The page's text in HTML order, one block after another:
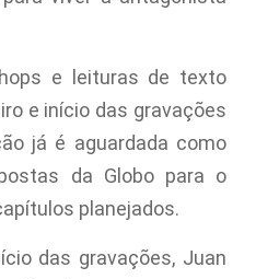
e leituras de texto
e início das gravações
já é aguardada como
da Globo para o
planejados.
das gravações, Juan